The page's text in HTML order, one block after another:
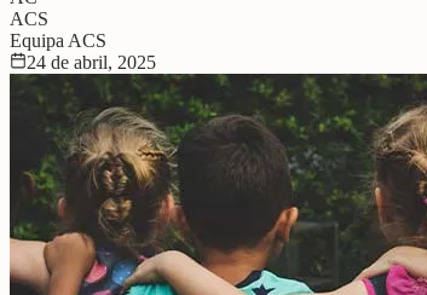
ACS
Equipa ACS
24 de abril, 2025